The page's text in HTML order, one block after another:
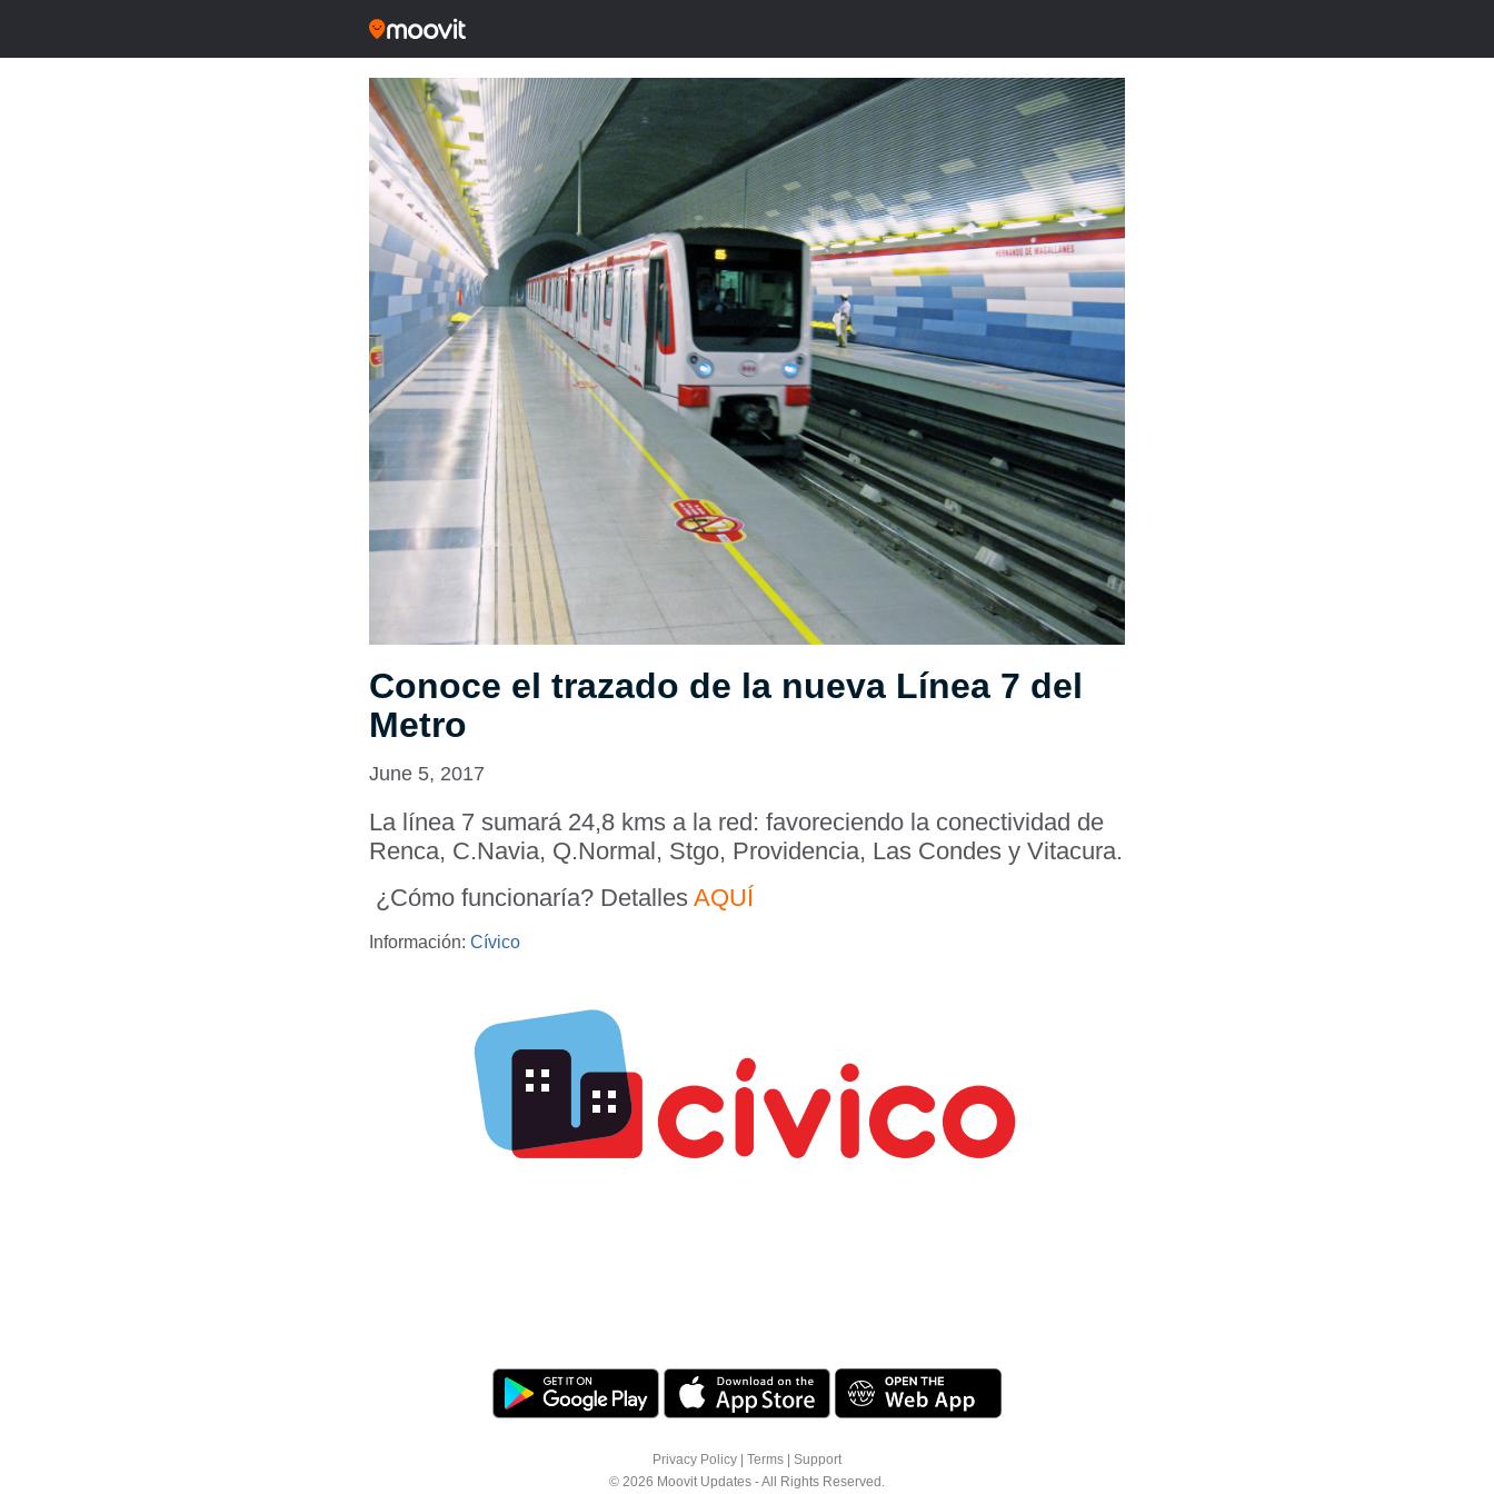
Conoce el trazado de la nueva Línea 7 del
Metro
June 5, 2017
La línea 7 sumará 24,8 kms a la red: favoreciendo la conectividad de
Renca, C.Navia, Q.Normal, Stgo, Providencia, Las Condes y Vitacura.
¿Cómo funcionaría? Detalles AQUÍ
Información: Cívico
Privacy Policy Terms
Support
© 2026 Moovit Updates - All Rights Reserved.